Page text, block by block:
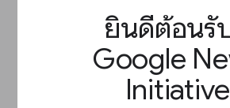
ยินดีต้อนรั
Google
Initiative
ปรับแต่งการเสนอราคาตามสั
เช่นอุปกรณ์ของผู้ใช้ (เช่น การ
ผู้ใช้ใช้งานบนอุปกรณ์เคลื่อน
กายภาพ (เช่น ข่าวเด่น หรือหน้
พื้นที่ที่ผู้ใช้อยู่) วันและเวลา เป็